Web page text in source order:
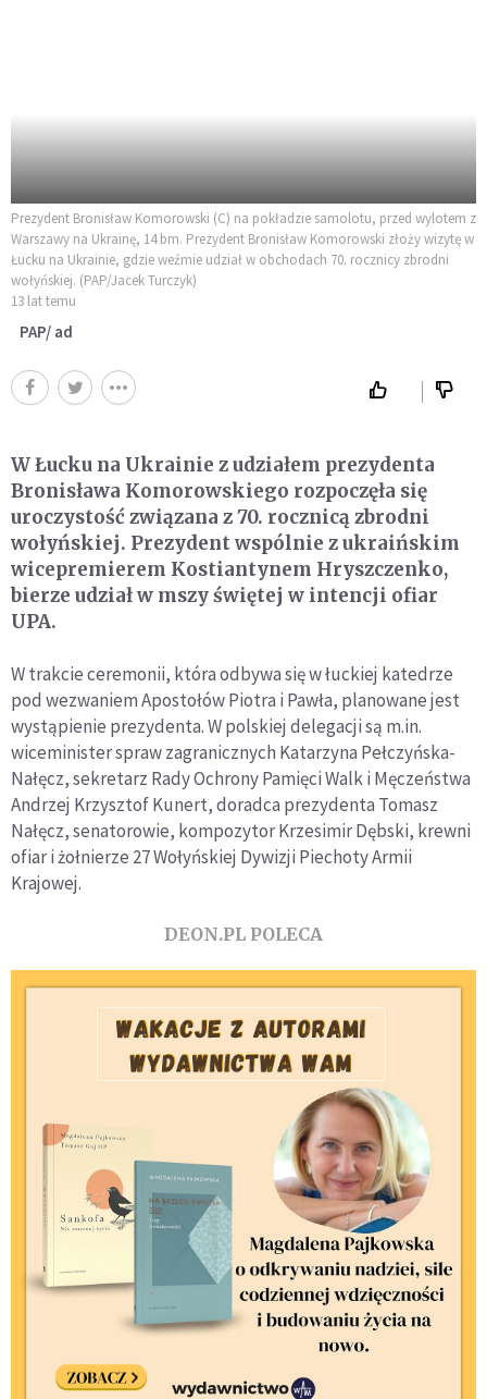
Prezydent Bronisław Komorowski (C) na pokładzie samolotu, przed wylotem z
Warszawy na Ukrainę, 14 bm. Prezydent Bronisław Komorowski złoży wizytę w
Łucku na Ukrainie, gdzie weźmie udział w obchodach 70. rocznicy zbrodni
wołyńskiej. (PAP/Jacek Turczyk)
13 lat temu
PAP/ ad
W Łucku na Ukrainie z udziałem prezydenta
Bronisława Komorowskiego rozpoczęła się
uroczystość związana z 70. rocznicą zbrodni
wołyńskiej. Prezydent wspólnie z ukraińskim
wicepremierem Kostiantynem Hryszczenko,
bierze udział w mszy świętej w intencji ofiar
UPA.
W trakcie ceremonii, która odbywa się w łuckiej katedrze
pod wezwaniem Apostołów Piotra i Pawła, planowane jest
wystąpienie prezydenta. W polskiej delegacji są m.in.
wiceminister spraw zagranicznych Katarzyna Pełczyńska-
Nałęcz, sekretarz Rady Ochrony Pamięci Walk i Męczeństwa
Andrzej Krzysztof Kunert, doradca prezydenta Tomasz
Nałęcz, senatorowie, kompozytor Krzesimir Dębski, krewni
ofiar i żołnierze 27 Wołyńskiej Dywizji Piechoty Armii
Krajowej.
DEON.PL POLECA